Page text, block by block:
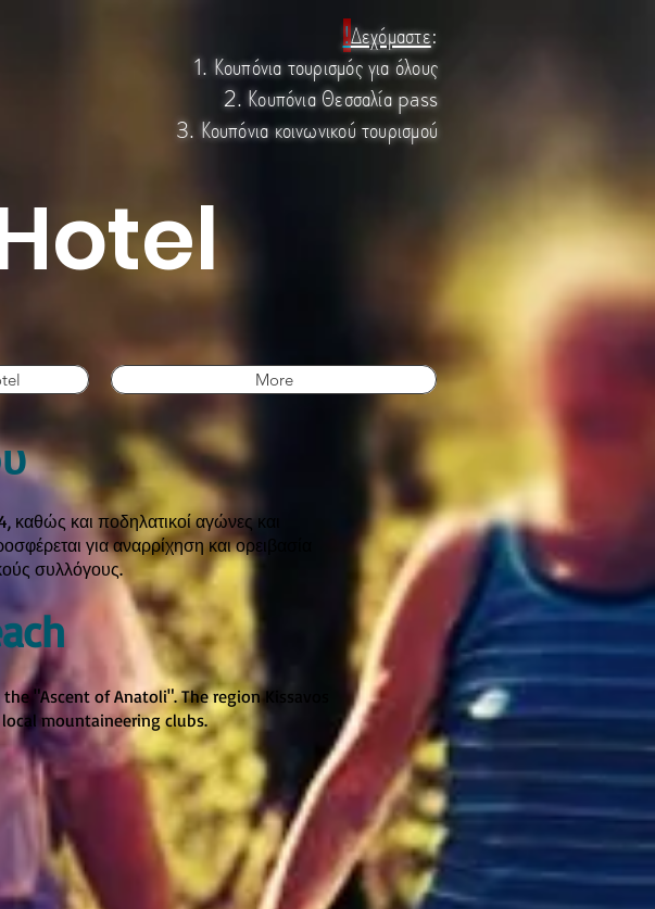
!Δεχόμαστε:
1. Κουπόνια τουρισμός για όλους
2. Κουπόνια Θεσσαλία pass
3. Κουπόνια κοινωνικού τουρισμού
More
και ποδηλατικοί αγώνες και
για αναρρίχηση και ορειβασία
συλλόγους.
"Ascent of Anatoli". The region Kissavos
mountaineering clubs.